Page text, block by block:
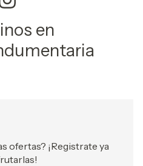
en
ofertas? ¡Registrate ya